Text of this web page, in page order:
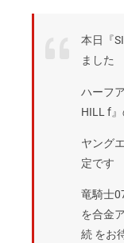
本日『
ました
ハーフ
HILL f
ヤング
定です
竜騎士
を合金
続 をお